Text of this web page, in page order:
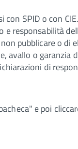
SPID o con
responsabilità
pubblicare o
avallo o
di
e poi